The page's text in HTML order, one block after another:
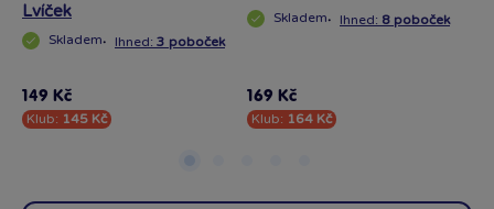
Lvíček
Skladem· Ihned: 3 poboček
149 Kč
Klub: 145 Kč
Skladem· Ihned: 8 poboček
169 Kč
Klub: 164 Kč